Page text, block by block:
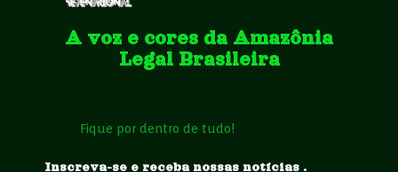
A voz e cores da Amazônia
Legal Brasileira
Fique por dentro de tudo!
Inscreva-se e receba nossas notícias .